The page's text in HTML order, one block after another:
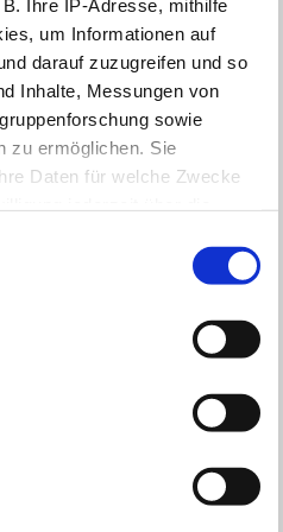
Ihre IP-Adresse, mithilfe
um Informationen auf
darauf zuzugreifen und so
Inhalte, Messungen von
sowie
zu ermöglichen. Sie
Daten für welche Zwecke
widerrufen
geografische Lage
Scannen nach bestimmten
Ihre persönlichen Daten
stilistische
Mittel
im Überblick
Interpretation